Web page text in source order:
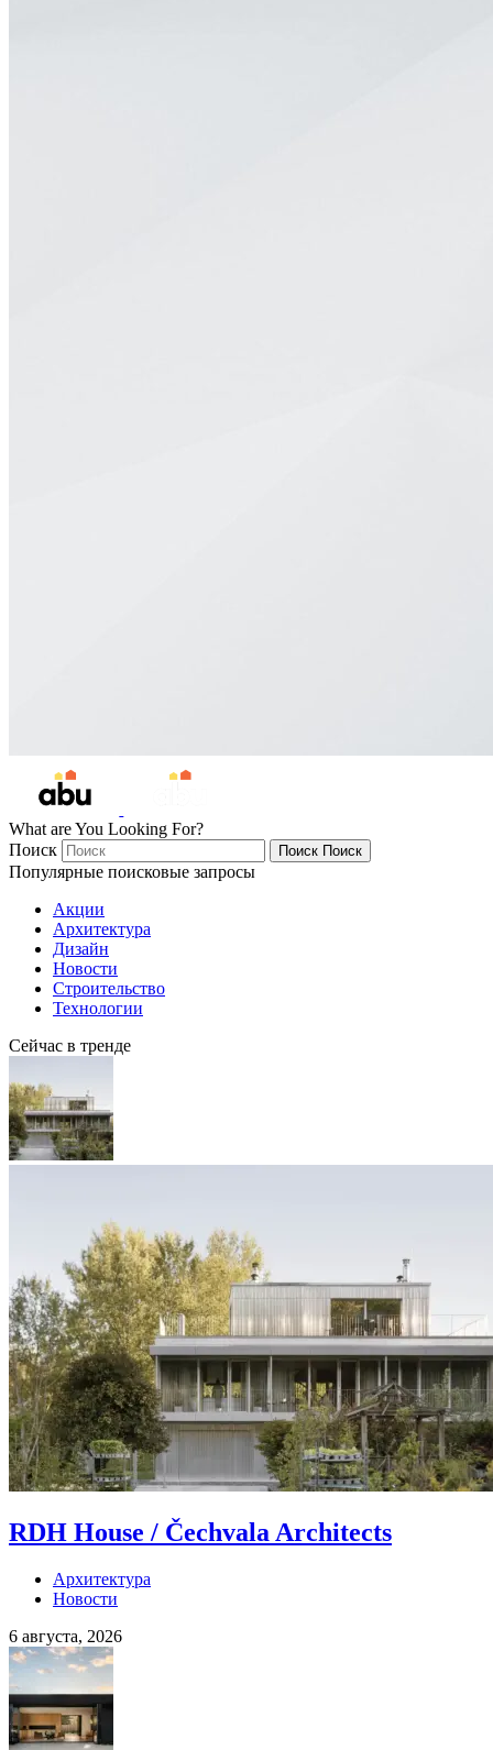
What are You Looking For?
Поиск
Поиск Поиск
Популярные поисковые запросы
Акции
Архитектура
Дизайн
Новости
Строительство
Технологии
Сейчас в тренде
RDH House / Čechvala Architects
Архитектура
Новости
6 августа, 2026